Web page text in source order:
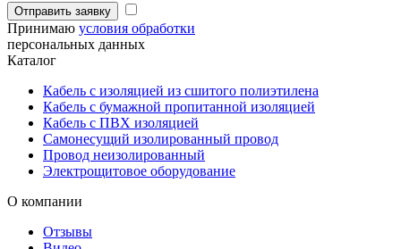
Отправить заявку
Принимаю условия обработки
персональных данных
Каталог
Кабель с изоляцией из сшитого полиэтилена
Кабель с бумажной пропитанной изоляцией
Кабель с ПВХ изоляцией
Самонесущий изолированный провод
Провод неизолированный
Электрощитовое оборудование
О компании
Отзывы